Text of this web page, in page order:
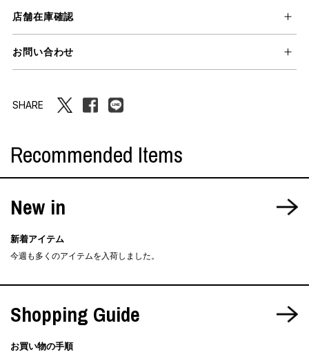
店舗在庫確認
お問い合わせ
SHARE
Recommended Items
New in
新着アイテム
今週も多くのアイテムを入荷しました。
Shopping Guide
お買い物の手順